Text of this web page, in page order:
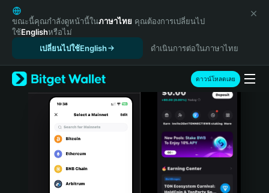
English
日本語
Tiếng Việt
Español (Latinoamérica)
Türkçe
Italiano
Português (Portugal)
Bahasa Indonesia
ขณะนี้คุณกำลังดูหน้านี้ในภาษาไทย คุณต้องการเปลี่ยนไป
ใช้Englishหรือไม่
เปลี่ยนไปใช้English
ดำเนินการต่อในภาษาไทย
ดาวน์โหลดเลย